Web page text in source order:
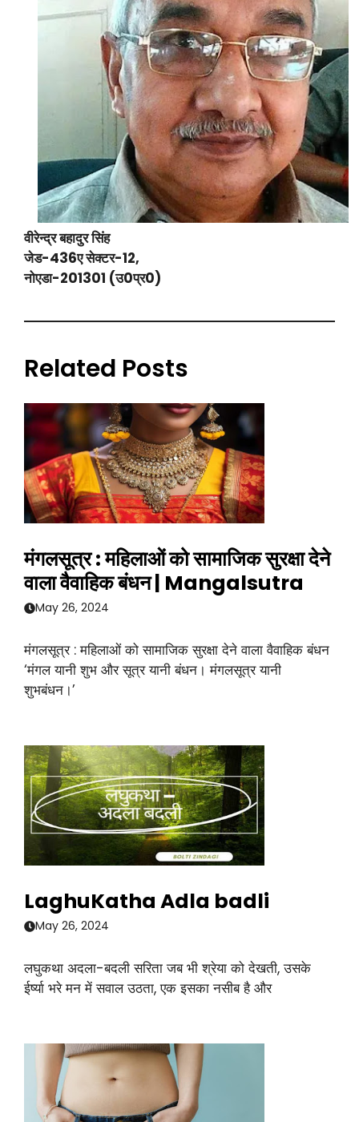
वीरेन्द्र बहादुर सिंह
जेड-436ए सेक्टर-12,
नोएडा-201301 (उ0प्र0)
Related Posts
मंगलसूत्र : महिलाओं को सामाजिक सुरक्षा देने
वाला वैवाहिक बंधन | Mangalsutra
May 26, 2024
मंगलसूत्र : महिलाओं को सामाजिक सुरक्षा देने वाला वैवाहिक बंधन
‘मंगल यानी शुभ और सूत्र यानी बंधन। मंगलसूत्र यानी
शुभबंधन।’
LaghuKatha Adla badli
May 26, 2024
लघुकथा अदला-बदली सरिता जब भी श्रेया को देखती, उसके
ईर्ष्या भरे मन में सवाल उठता, एक इसका नसीब है और